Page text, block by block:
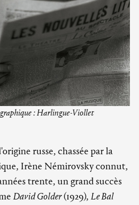
: Harlingue-Viollet
russe, chassée par la
Irène Némirovsky connut,
trente, un grand succès
David Golder(1929), Le Bal